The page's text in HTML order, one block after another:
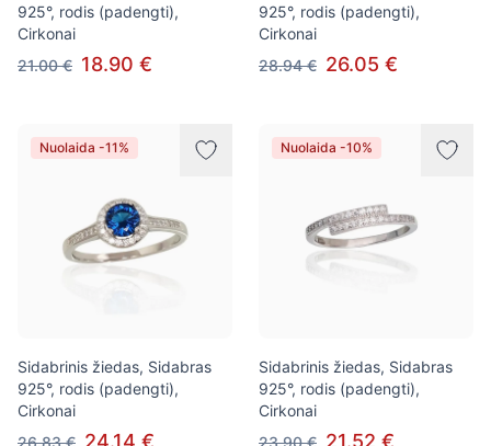
925°, rodis (padengti),
Cirkonai
21.00 € 18.90 €
925°, rodis (padengti),
Cirkonai
28.94 € 26.05 €
Nuolaida -11%
Sidabrinis žiedas, Sidabras
925°, rodis (padengti),
Cirkonai
26.83 € 24.14 €
Nuolaida -10%
Sidabrinis žiedas, Sidabras
925°, rodis (padengti),
Cirkonai
23.90 € 21.52 €